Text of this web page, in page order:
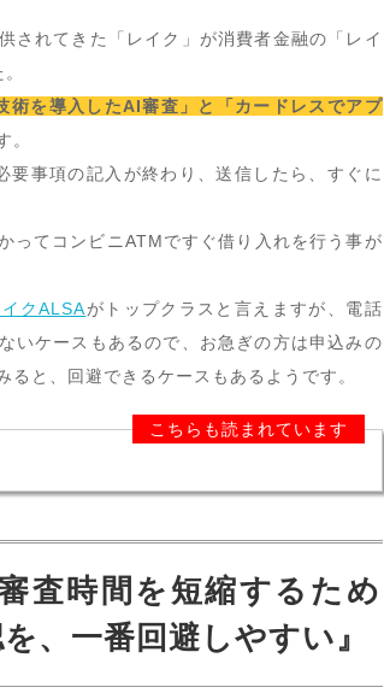
されてきた「レイク」が消費者金融の「レイ
術を導入したAI審査」と「カードレスでアプ
。
要事項の記入が終わり、送信したら、すぐに
ってコンビニATMですぐ借り入れを行う事が
イクALSAがトップクラスと言えますが、電話
いケースもあるので、お急ぎの方は申込みの
と、回避できるケースもあるようです。
こちらも読まれています
査時間を短縮するため
、一番回避しやすい』